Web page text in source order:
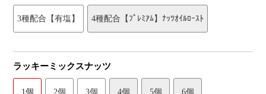
3種配合【有塩】 4種配合【ﾌﾟﾚﾐｱﾑ】ﾅｯﾂｵｲﾙﾛｰｽﾄ
ラッキーミックスナッツ
1個 2個 3個 4個 5個 6個